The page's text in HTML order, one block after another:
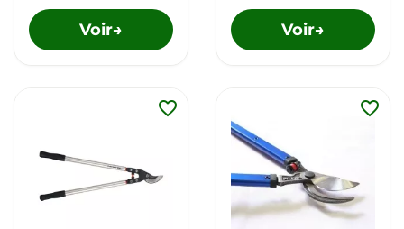
Voir→ Voir→
favorite_border favorite_border